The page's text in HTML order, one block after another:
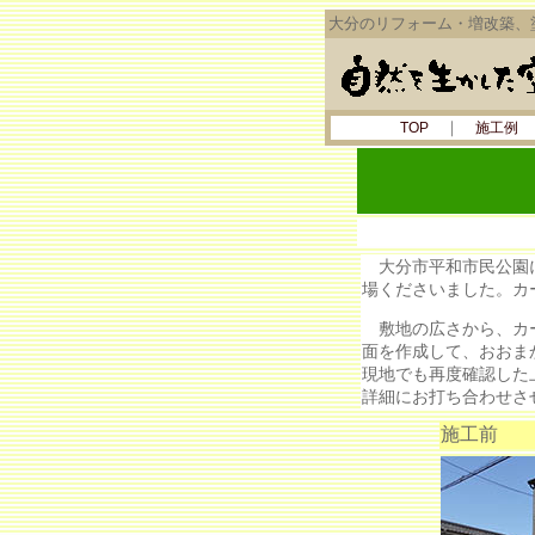
大分のリフォーム・増改築
TOP｜ 施工例
大分市平和市民公園
場くださいました。
敷地の広さから、カ
面を作成して、おお
現地でも再度確認し
詳細にお打ち合わせ
施工前